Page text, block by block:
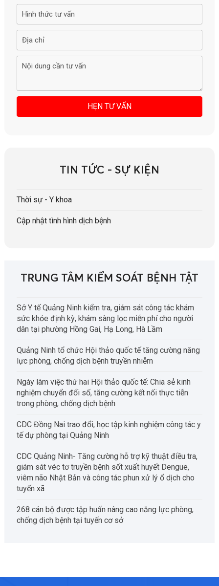
TIN TỨC - SỰ KIỆN
Thời sự - Y khoa
Cập nhật tình hình dịch bệnh
TRUNG TÂM KIỂM SOÁT BỆNH TẬT
Sở Y tế Quảng Ninh kiểm tra, giám sát công tác khám
sức khỏe định kỳ, khám sàng lọc miễn phí cho người
dân tại phường Hồng Gai, Hạ Long, Hà Lầm
Quảng Ninh tổ chức Hội thảo quốc tế tăng cường năng
lực phòng, chống dịch bệnh truyền nhiễm
Ngày làm việc thứ hai Hội thảo quốc tế: Chia sẻ kinh
nghiệm chuyển đổi số, tăng cường kết nối thực tiễn
trong phòng, chống dịch bệnh
CDC Đồng Nai trao đổi, học tập kinh nghiệm công tác y
tế dự phòng tại Quảng Ninh
CDC Quảng Ninh- Tăng cường hỗ trợ kỹ thuật điều tra,
giám sát véc tơ truyền bệnh sốt xuất huyết Dengue,
viêm não Nhật Bản và công tác phun xử lý ổ dịch cho
tuyến xã
268 cán bộ được tập huấn nâng cao năng lực phòng,
chống dịch bệnh tại tuyến cơ sở